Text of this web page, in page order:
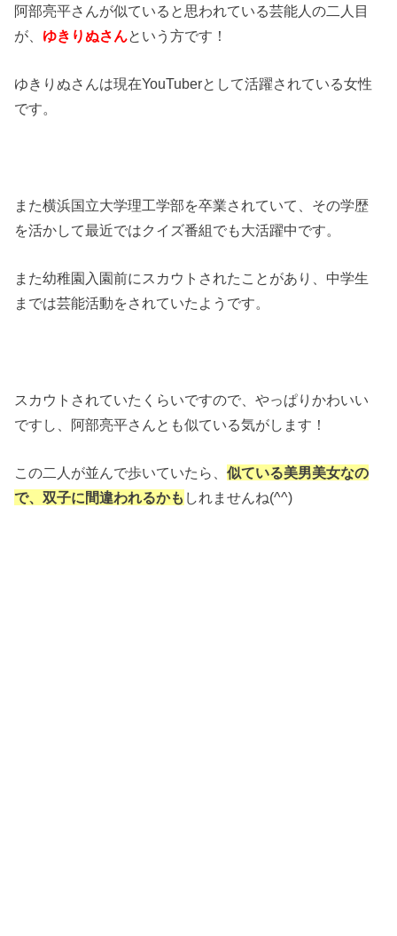
阿部亮平さんが似ていると思われている芸能人の二人目
が、 ゆきりぬさんという方です！
ゆきりぬさんは現在YouTuberとして活躍されている女性
です。
また横浜国立大学理工学部を卒業されていて、その学歴
を活かして最近ではクイズ番組でも大活躍中です。
また幼稚園入園前にスカウトされたことがあり、中学生
までは芸能活動をされていたようです。
スカウトされていたくらいですので、やっぱりかわいい
ですし、阿部亮平さんとも似ている気がします！
この二人が並んで歩いていたら、似ている美男美女なの
で、双子に間違われるかも しれませんね(^^)